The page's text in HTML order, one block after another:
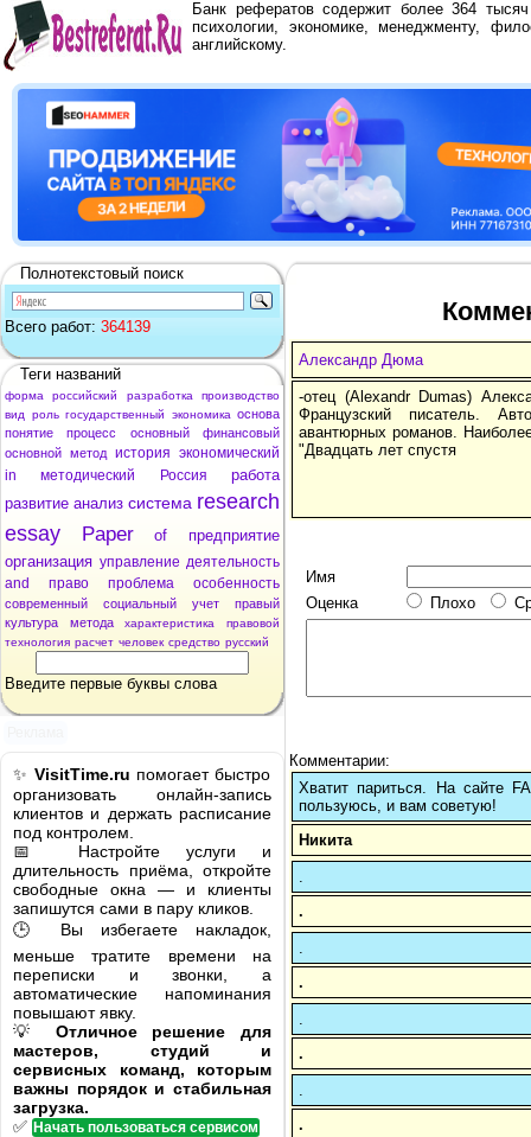
Банк рефератов содержит более 364
психологии, экономике, менеджменту,
английскому.
Полнотекстовый поиск
Всего работ: 364139
Теги названий
форма российский разработка
производство
вид
роль государственный экономика основа
понятие
процесс основный
финансовый
основной метод история экономический
in
методический Россия
работа
развитие анализ система research
essay
Paper of
предприятие
организация управление деятельность
and
право проблема особенность
современный социальный учет
правый
культура
метода характеристика
правовой
технология расчет человек средство русский
Введите первые буквы слова
✨ VisitTime.ru помогает быстро
организовать онлайн-запись
клиентов и держать расписание
под контролем.
📅 Настройте услуги и
длительность приёма, откройте
свободные окна — и клиенты
запишутся сами в пару кликов.
🕒 Вы избегаете накладок,
меньше тратите времени на
переписки и звонки, а
автоматические напоминания
повышают явку.
💡 Отличное решение для
мастеров, студий и
сервисных команд, которым
важны порядок и стабильная
загрузка.
✅ Начать пользоваться сервисом
Александр Дюма
-отец (Alexandr Dumas)
Французский писатель.
авантюрных романов.
"Двадцать лет спустя
Имя
Оценка
Плохо
Комментарии:
Хватит париться. На сайте
пользуюсь, и вам советую!
Никита
.
.
.
.